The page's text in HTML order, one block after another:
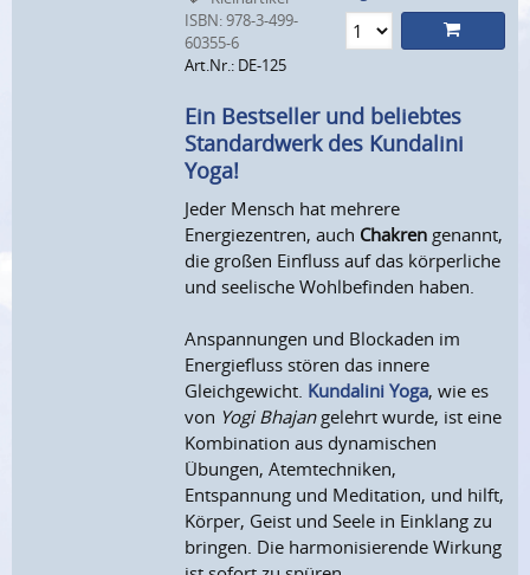
ISBN: 978-3-499-
60355-6
Art.Nr.: DE-125
Ein Bestseller und beliebtes
Standardwerk des Kundalini
Yoga!
Jeder Mensch hat mehrere
Energiezentren, auch Chakren genannt,
die großen Einfluss auf das körperliche
und seelische Wohlbefinden haben.
Anspannungen und Blockaden im
Energiefluss stören das innere
Gleichgewicht. Kundalini Yoga, wie es
von Yogi Bhajangelehrt wurde, ist eine
Kombination aus dynamischen
Übungen, Atemtechniken,
Entspannung und Meditation, und hilft,
Körper, Geist und Seele in Einklang zu
bringen. Die harmonisierende Wirkung